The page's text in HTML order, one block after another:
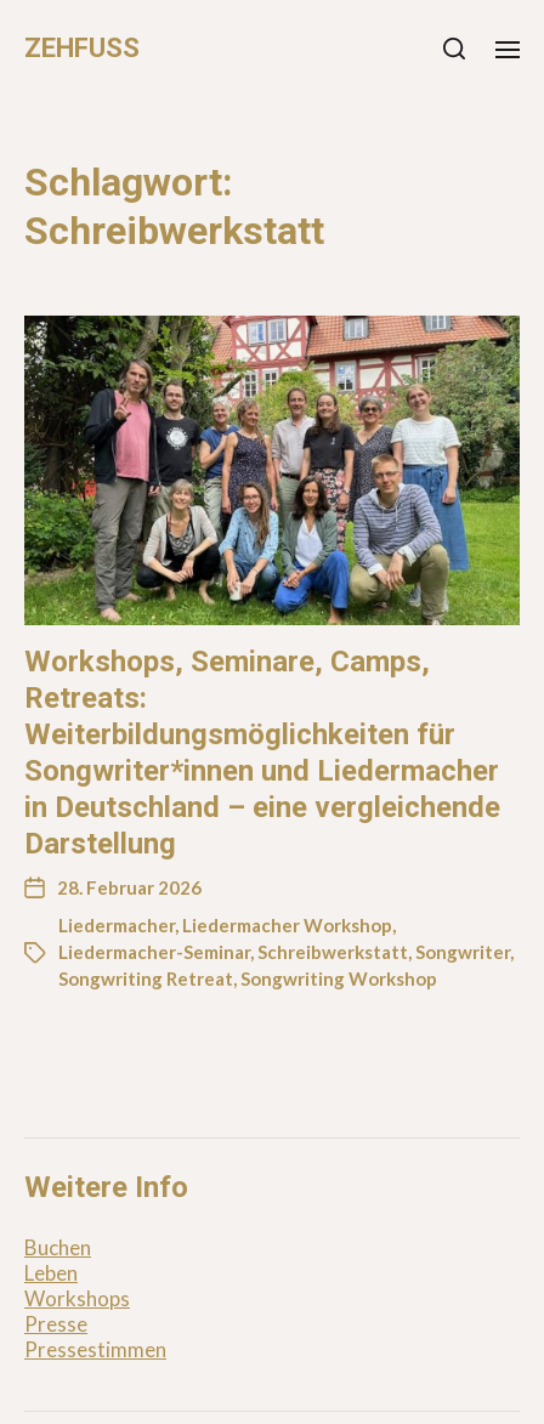
ZEHFUSS
Schlagwort:
Schreibwerkstatt
Workshops, Seminare, Camps,
Retreats:
Weiterbildungsmöglichkeiten für
Songwriter*innen und Liedermacher
in Deutschland – eine vergleichende
Darstellung
28. Februar 2026
Liedermacher, Liedermacher Workshop,
Liedermacher-Seminar,Schreibwerkstatt,Songwriter,
Songwriting Retreat,Songwriting Workshop
Weitere Info
Buchen
Leben
Workshops
Presse
Pressestimmen